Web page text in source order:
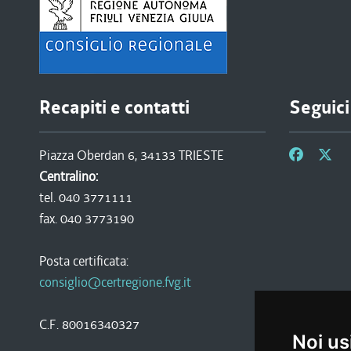
Noi
Recapiti e contatti
Piazza Oberdan 6, 34133 TRIESTE
Centralino:
tel. 040 3771111
fax. 040 3773190
Posta certificata:
consiglio@certregione.fvg.it
C.F. 80016340327